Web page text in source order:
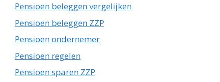
Pensioen beleggen vergelijken
Pensioen beleggen ZZP
Pensioen ondernemer
Pensioen regelen
Pensioen sparen ZZP